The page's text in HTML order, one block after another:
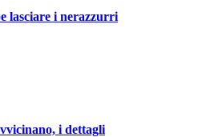
lasciare i nerazzurri
i dettagli